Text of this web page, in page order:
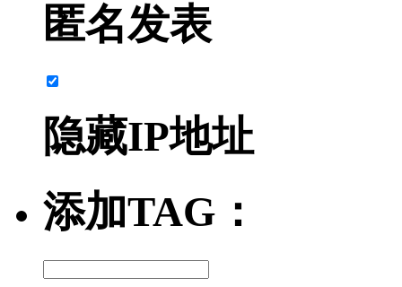
匿名发表
隐藏IP地址
添加TAG：